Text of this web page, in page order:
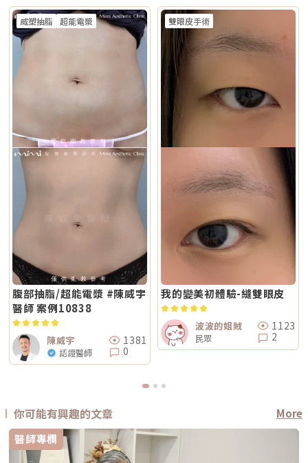
威塑抽脂 超能電漿
腹部抽脂/超能電漿 #陳威宇
醫師 案例10838
陳威宇
認證醫師
1381
0
雙眼皮手術
我的變美初體驗-縫雙眼皮
波波的姐賊
民眾
1123
2
你可能有興趣的文章
More
醫師專欄